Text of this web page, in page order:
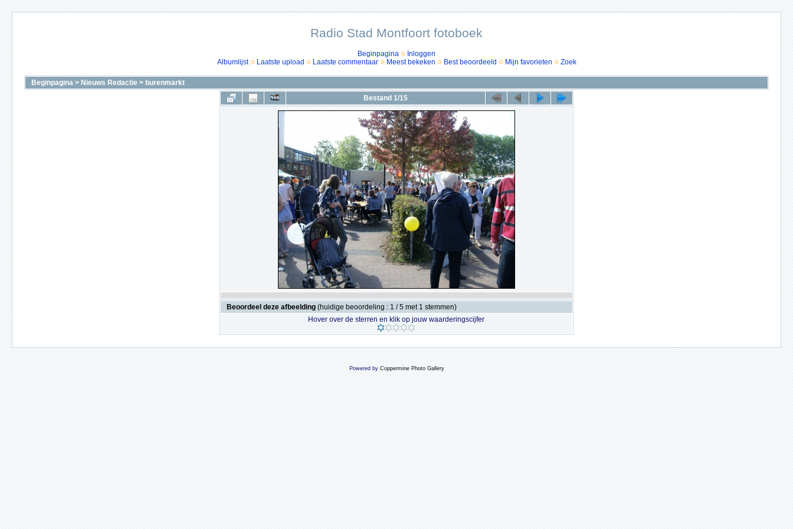
Radio Stad Montfoort fotoboek
Beginpagina
Inloggen
Albumlijst
Laatste upload Laatste commentaar Meest bekeken Best beoordeeld Mijn favorieten Zoek
Beginpagina > Nieuws Redactie > burenmarkt
Bestand 1/15
Beoordeel deze afbeelding (huidige beoordeling : 1 / 5 met 1 stemmen)
Hover over de sterren en klik op jouw waarderingscijfer
Powered by Coppermine Photo Gallery